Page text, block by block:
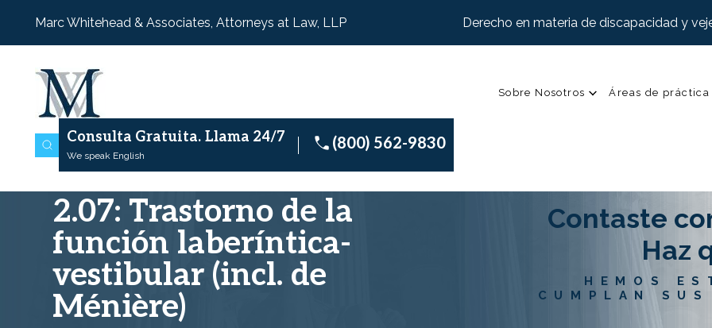
Marc Whitehead & Associates, Attorneys at Law, LLP Derecho en materia de discapacidad y
Sobre Nosotros Áreas de práctica
Consulta Gratuita. Llama 24/7
We speak English
(800) 562-9830
2.07: Trastorno de la
función laberíntica-
vestibular (incl. de
Ménière)
Contaste
Haz
HEMOS
CUMPLAN